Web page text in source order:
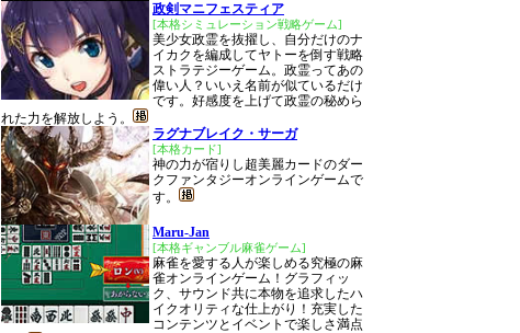
政剣マニフェスティア
[本格シミュレーション戦略ゲーム]
美少女政霊を抜擢し、自分だけのナ
イカクを編成してヤトーを倒す戦略
ストラテジーゲーム。政霊ってあの
偉い人？いいえ名前が似ているだけ
です。好感度を上げて政霊の秘めら
れた力を解放しよう。
ラグナブレイク・サーガ
[本格カード]
神の力が宿りし超美麗カードのダー
クファンタジーオンラインゲームで
す。
Maru-Jan
[本格ギャンブル麻雀ゲーム]
麻雀を愛する人が楽しめる究極の麻
雀オンラインゲーム！グラフィッ
ク、サウンド共に本物を追求したハ
イクオリティな仕上がり！充実した
コンテンツとイベントで楽しさ満点